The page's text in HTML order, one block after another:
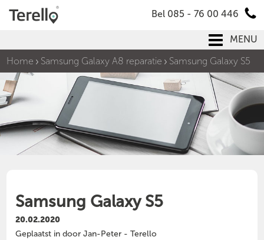
Bel 085 - 76 00 446
MENU
Home
Samsung Galaxy A8 reparatie Samsung Galaxy S5
Samsung Galaxy S5
20.02.2020
Geplaatst in door Jan-Peter - Terello